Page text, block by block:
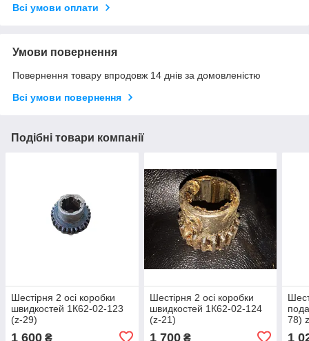
Всі умови оплати
Умови повернення
Повернення товару впродовж 14 днів за домовленістю
Всі умови повернення
Подібні товари компанії
Шестірня 2 осі коробки
швидкостей 1К62-02-123
(z-29)
1 600 ₴
Шестірня 2 осі коробки
швидкостей 1К62-02-124
(z-21)
1 700₴
78)
1